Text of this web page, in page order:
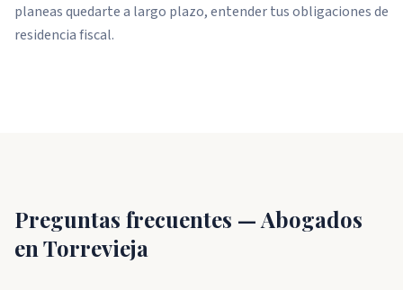
planeas quedarte a largo plazo, entender tus obligaciones de
residencia fiscal.
Preguntas frecuentes — Abogados
en Torrevieja